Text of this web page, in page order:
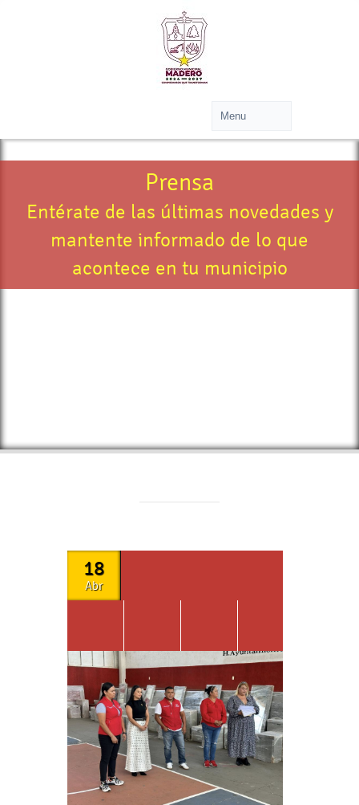
Prensa
Entérate de las últimas novedades y
mantente informado de lo que
acontece en tu municipio
18
Abr